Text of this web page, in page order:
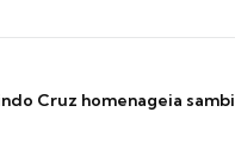
Cruz homenageia